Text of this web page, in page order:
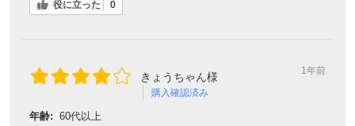
役に立った 0
きょうちゃん様
購入確認済み
1年前
年齢: 60代以上